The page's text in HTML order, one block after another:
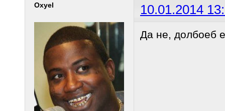
Oxyel 10.01.2014
Да не, долбоеб